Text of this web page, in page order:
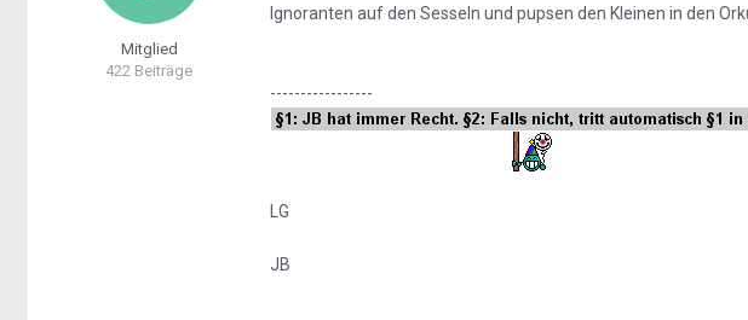
Mitglied
422 Beiträge
Ignoranten auf den Sesseln und pupsen den Kleinen in den
-----------------
LG
JB